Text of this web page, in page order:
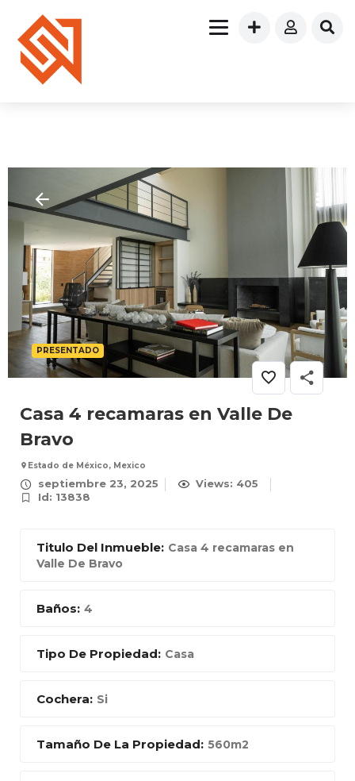
PRESENTADO
Casa 4 recamaras en Valle De
Bravo
Estado de México, Mexico
septiembre 23, 2025
Views: 405
Id: 13838
Titulo Del Inmueble: Casa 4 recamaras en
Valle De Bravo
Baños: 4
Tipo De Propiedad: Casa
Cochera: Si
Tamaño De La Propiedad: 560m2